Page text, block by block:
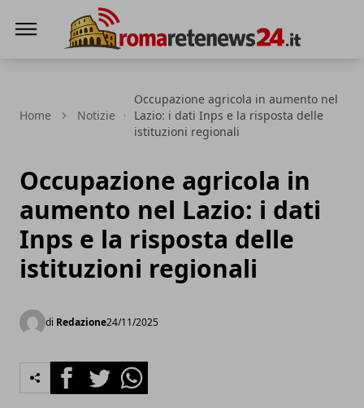
Home Notizie
Occupazione agricola in aumento nel
Lazio: i dati Inps e la risposta delle
istituzioni regionali
Occupazione agricola in
aumento nel Lazio: i dati
Inps e la risposta delle
istituzioni regionali
di Redazione24/11/2025
FacebookTwitterWhatsapp